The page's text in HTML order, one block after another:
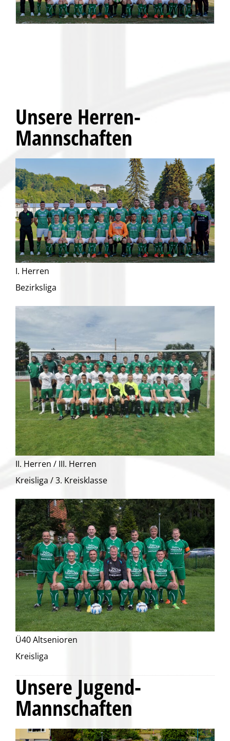
Unsere Herren-
Mannschaften
I. Herren
Bezirksliga
II. Herren / III. Herren
Kreisliga / 3. Kreisklasse
Ü40 Altsenioren
Kreisliga
Unsere Jugend-
Mannschaften